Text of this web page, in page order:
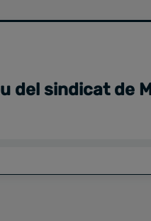
del sindicat de